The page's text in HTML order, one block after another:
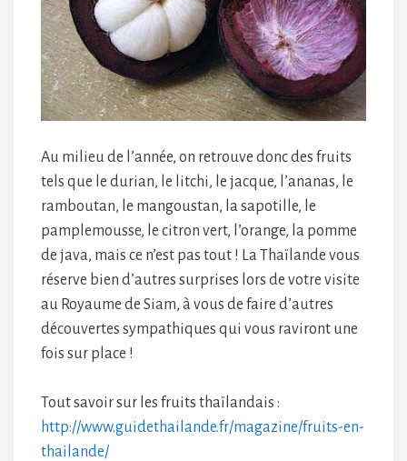
Au milieu de l’année, on retrouve donc des fruits
tels que le durian, le litchi, le jacque, l’ananas, le
ramboutan, le mangoustan, la sapotille, le
pamplemousse, le citron vert, l’orange, la pomme
de java, mais ce n’est pas tout ! La Thaïlande vous
réserve bien d’autres surprises lors de votre visite
au Royaume de Siam, à vous de faire d’autres
découvertes sympathiques qui vous raviront une
fois sur place !
Tout savoir sur les fruits thaïlandais :
http://www.guidethailande.fr/magazine/fruits-en-
thailande/